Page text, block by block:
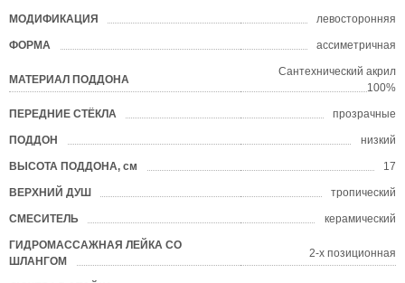
МОДИФИКАЦИЯ левосторонняя
ФОРМА ассиметричная
МАТЕРИАЛ ПОДДОНА
Сантехнический акрил
100%
ПЕРЕДНИЕ СТЁКЛА прозрачные
ПОДДОН низкий
ВЫСОТА ПОДДОНА, см 17
ВЕРХНИЙ ДУШ тропический
СМЕСИТЕЛЬ керамический
ГИДРОМАССАЖНАЯ ЛЕЙКА СО
ШЛАНГОМ
2-х позиционная